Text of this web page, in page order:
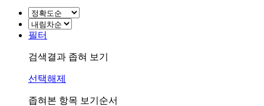
필터
검색결과 좁혀 보기
선택해제
좁혀본 항목 보기순서